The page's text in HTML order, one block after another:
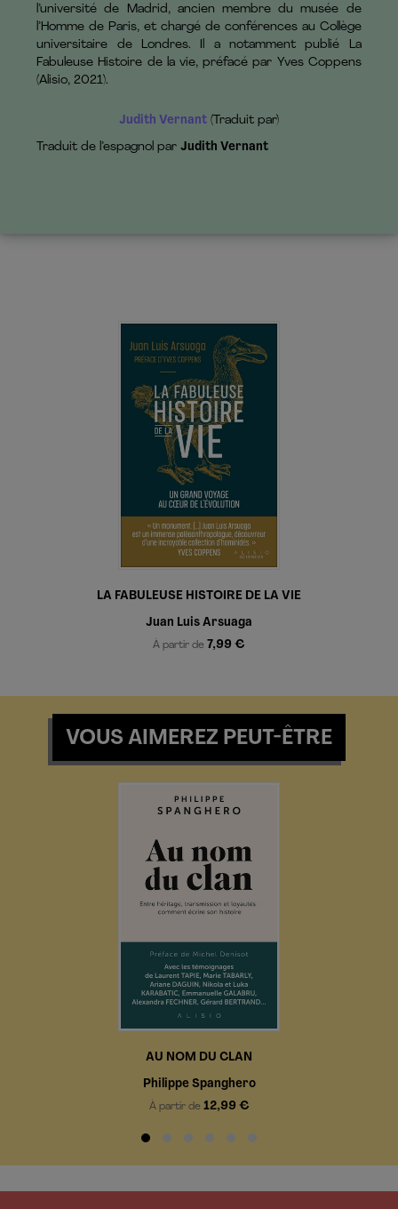
l’université de Madrid, ancien membre du musée de
l’Homme de Paris, et chargé de conférences au Collège
universitaire de Londres. Il a notamment publié La
Fabuleuse Histoire de la vie, préfacé par Yves Coppens
(Alisio, 2021).
Judith Vernant(Traduit par)
Traduit de l’espagnol par Judith Vernant
LA FABULEUSE HISTOIRE DE LA VIE
Juan Luis Arsuaga
À partir de 7,99 €
VOUS AIMEREZ PEUT-ÊTRE
AU NOM DU CLAN
Philippe Spanghero
À partir de 12,99 €